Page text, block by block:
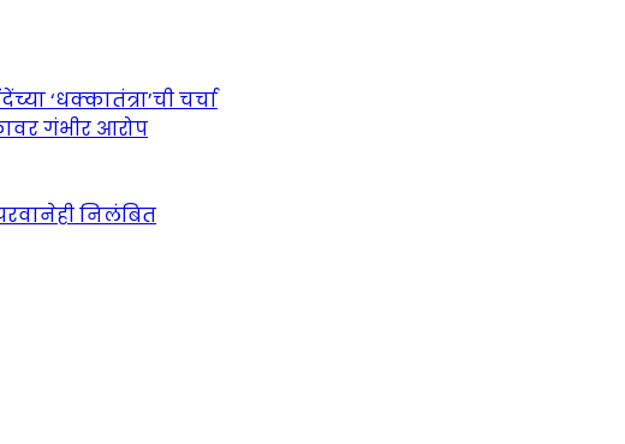
‘धक्कातंत्रा’ची चर्चा
गंभीर आरोप
निलंबित